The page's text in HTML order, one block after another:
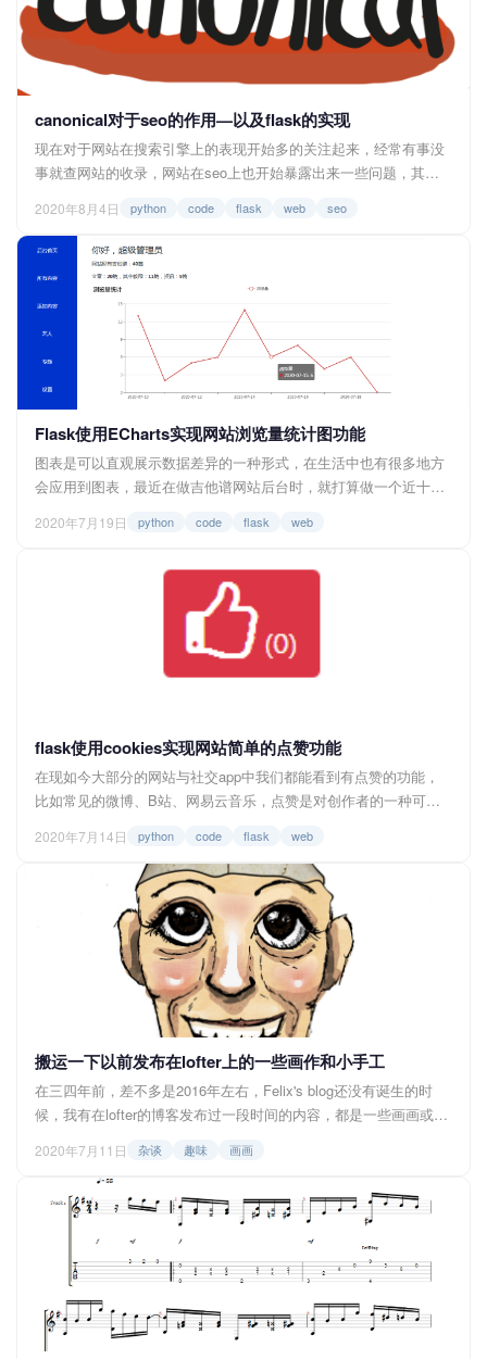
canonical对于seo的作用—以及flask的实现
现在对于网站在搜索引擎上的表现开始多的关注起来，经常有事没
事就查网站的收录，网站在seo上也开始暴露出来一些问题，其中
搜索上比较明显。 在观察了几个网站的收录情况后，我发现谷歌搜
索对于页面收录的要求相较于百度搜索会低一点，也就是更加容易
收录。对于一些不必要收录的页面，谷歌会收录。有关注过
wordpress站点收录情况的小...
2020年8月4日 python code flask web seo
Flask使用ECharts实现网站浏览量统计图功能
图表是可以直观展示数据差异的一种形式，在生活中也有很多地方
会应用到图表，最近在做吉他谱网站后台时，就打算做一个近十天
示，十天之前的不显示，x轴显示日期，y轴显示对应的浏览量，这
是ECharts，为了帮助有同样需要的小伙伴，所以就将实现的过程
跟大家分享一下吧。</p...
2020年7月19日 python code flask web
flask使用cookies实现网站简单的点赞功能
在现如今大部分的网站与社交app中我们都能看到有点赞的功能，
比如常见的微博、B站、网易云音乐，点赞是对创作者的一种可量
功能有非常多种方式，对于数据库存在用户表的网站，可以通过多
对多关系设计一个点赞表，或者在用户表或内容表中添加一个字段
用于储存点赞过的内容或点赞过的用户，而对于数据库无用户表的
网站，也是可以通过在表中字段添加点赞过的ip...
2020年7月14日 python code flask web
搬运一下以前发布在lofter上的一些画作和小手工
在三四年前，差不多是2016年左右，Felix's blog还没有诞生的时
候，我有在lofter的博客发布过一段时间的内容，都是一些画画或者
也很少画画了，是一个爱好，画的不太好，轻喷哈哈。 以下的标题
都是我临时命名...
2020年7月11日 杂谈 趣味 画画